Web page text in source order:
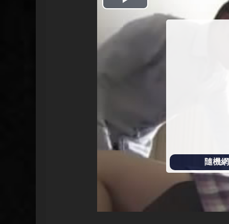
隨機
開
始